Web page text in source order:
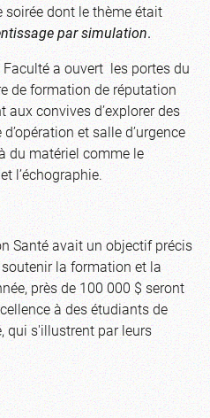
soirée dont le thème était
par simulation.
a ouvert les portes du
de formation de réputation
convives d’explorer des
et salle d’urgence
du matériel comme le
l’échographie.
Santé avait un objectif précis
la formation et la
près de 100 000 $ seront
à des étudiants de
qui s'illustrent par leurs